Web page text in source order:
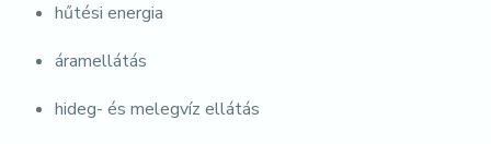
hűtési energia
áramellátás
hideg- és melegvíz ellátás